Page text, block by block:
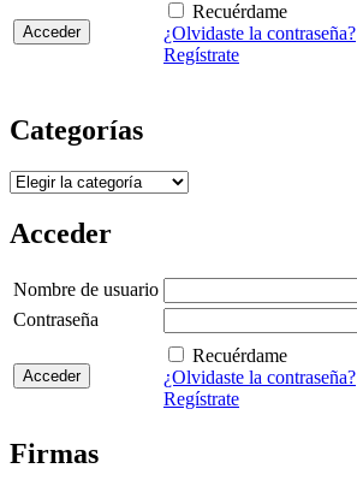
Recuérdame
¿Olvidaste la contraseña?
Regístrate
Categorías
Categorías
Acceder
Nombre de usuario
Contraseña
Recuérdame
¿Olvidaste la contraseña?
Regístrate
Firmas